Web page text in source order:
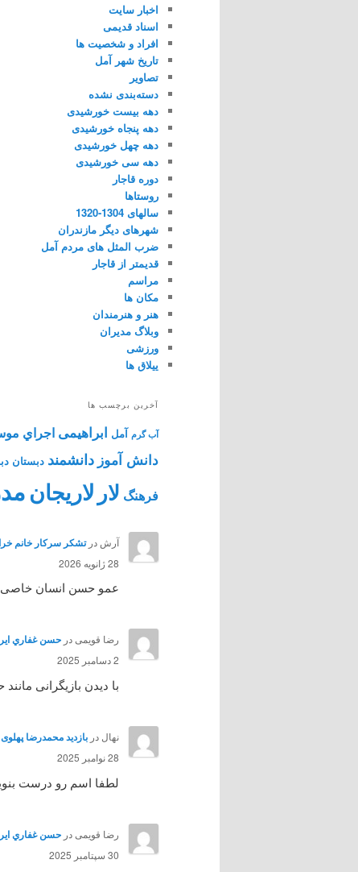
اخبار سایت
اسناد قدیمی
افراد و شخصیت ها
تاریخ شهر آمل
تصاویر
دسته‌بندی نشده
دهه بیست خورشیدی
دهه پنجاه خورشیدی
دهه چهل خورشیدی
دهه سی خورشیدی
دوره قاجار
روستاها
سالهای 1304-1320
شهرهای دیگر مازندران
ضرب المثل های مردم آمل
قدیمتر از قاجار
مراسم
مکان ها
هنر و هنرمندان
وبلاگ مدیران
ورزشی
ییلاق ها
آخرین برچسب ها
آب گرم آمل ابراهیمی اجراي
دانش آموز دانشمند دبستان
فرهنگ لار لاریجان
آرش درتشکر سرکار خانم
28 ژانویه 2026
عمو حسن انسان خاصی
رضا قویمیدر حسن غفاري ايرائي
2 دسامبر 2025
با دیدن بازیگرانی
نهال در بازدید محمدرضا پهلوی از
28 نوامبر 2025
لطفا اسم رو درست
رضا قویمی در حسن غفاري ايرائي
30 سپتامبر 2025